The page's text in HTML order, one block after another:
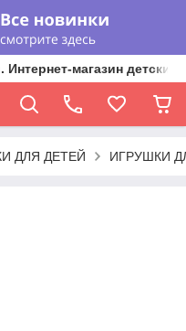
магазин
ДЛЯ ДЕТЕЙ ИГРУШКИ